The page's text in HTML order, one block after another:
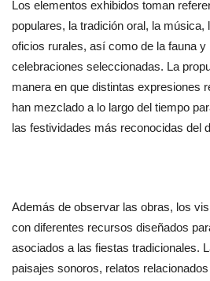
Los elementos exhibidos toman
populares, la tradición oral, la música,
oficios rurales, así como de la fauna y
celebraciones seleccionadas. La
manera en que distintas expresiones
han mezclado a lo largo del tiempo
las festividades más reconocidas del
Además de observar las obras, los
con diferentes recursos diseñados
asociados a las fiestas tradicionales.
paisajes sonoros, relatos